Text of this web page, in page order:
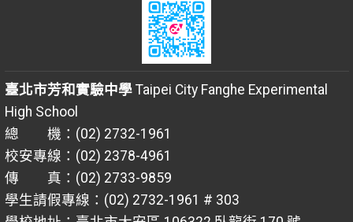
臺北市芳和實驗中學Taipei City Fanghe Experimental
High School
總 機：(02) 2732-1961
校安專線：(02) 2378-4961
傳 真：(02) 2733-9859
學生請假專線：(02) 2732-1961 # 303